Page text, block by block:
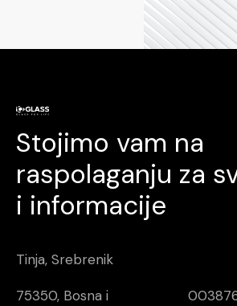
Stojimo vam na
raspolaganju za
i informacije
Tinja, Srebrenik
75350, Bosna i